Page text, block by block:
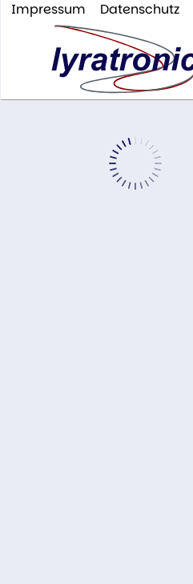
Impressum Datenschutz